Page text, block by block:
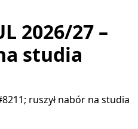
2026/27 –
studia